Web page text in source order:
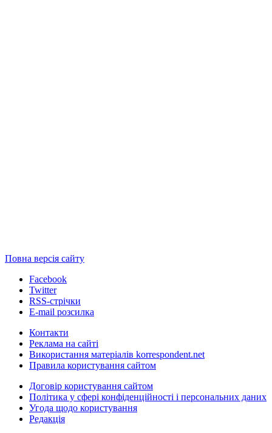
Повна версія сайту
Facebook
Twitter
RSS-стрічки
E-mail розсилка
Контакти
Реклама на сайті
Використання матеріалів korrespondent.net
Правила користування сайтом
Договір користування сайтом
Політика у сфері конфіденційності і персональних даних
Угода щодо користування
Редакція